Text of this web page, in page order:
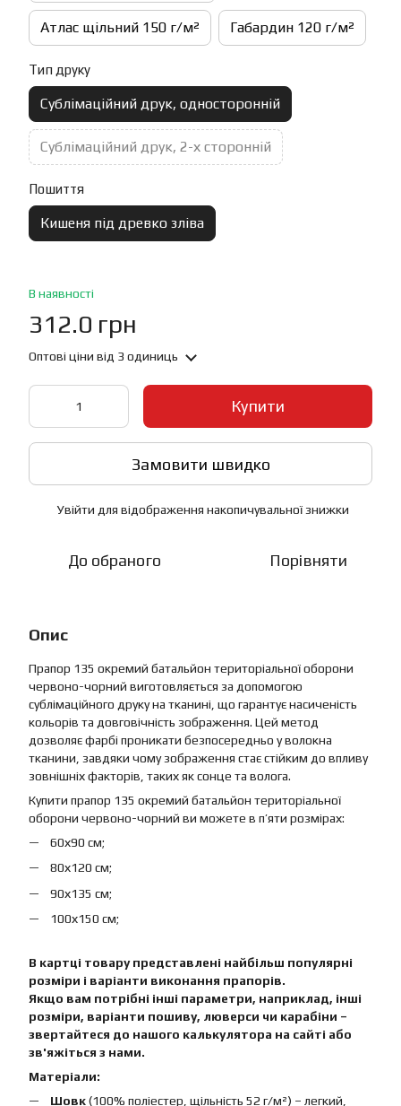
Атлас щільний 150 г/м² Габардин 120 г/м²
Тип друку
Сублімаційний друк, односторонній
Сублімаційний друк, 2-х сторонній
Пошиття
Кишеня під древко зліва
В наявності
312.0 грн
Оптові ціни від 3 одиниць
Купити
Замовити швидко
Увійти для відображення накопичувальної знижки
До обраного Порівняти
Опис
Прапор 135 окремий батальйон територіальної оборони
червоно-чорний виготовляється за допомогою
сублімаційного друку на тканині, що гарантує насиченість
кольорів та довговічність зображення. Цей метод
дозволяє фарбі проникати безпосередньо у волокна
тканини, завдяки чому зображення стає стійким до впливу
зовнішніх факторів, таких як сонце та волога.
Купити прапор 135 окремий батальйон територіальної
оборони червоно-чорний ви можете в п’яти розмірах:
60х90 см;
80х120 см;
90х135 см;
100х150 см;
В картці товару представлені найбільш популярні
розміри і варіанти виконання прапорів.
Якщо вам потрібні інші параметри, наприклад, інші
розміри, варіанти пошиву, люверси чи карабіни –
звертайтеся до нашого калькулятора на сайті або
зв'яжіться з нами.
Матеріали:
Шовк(100% поліестер, щільність 52 г/м²) – легкий,